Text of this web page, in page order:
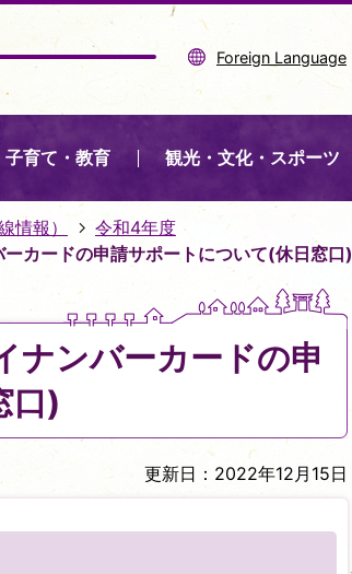
Foreign Language
子育て・教育 観光・文化・スポーツ
情報）
令和4年度
カードの申請サポートについて(休日窓口)
ナンバーカードの申
口)
更新日：2022年12月15日